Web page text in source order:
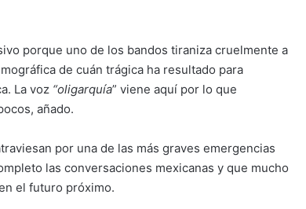
porque uno de los bandos tiraniza cruelmente a
de cuán trágica ha resultado para
La voz “oligarquía” viene aquí por lo que
añado.
por una de las más graves emergencias
las conversaciones mexicanas y que mucho
el futuro próximo.